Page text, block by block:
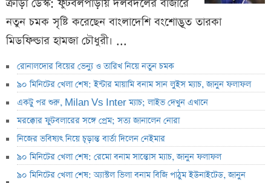
ক্রীড়া ডেস্ক: ফুটবলপাড়ায় দলবদলের বাজারে
নতুন চমক সৃষ্টি করেছেন বাংলাদেশি বংশোদ্ভূত তারকা
মিডফিল্ডার হামজা চৌধুরী। ...
রোনালদোর বিয়ের ভেন্যু ও তারিখ নিয়ে নতুন চমক
৯০ মিনিটের খেলা শেষ: ইন্টার মায়ামি বনাম সান লুইস ম্যাচ, জানুন ফলাফল
একটু পর শুরু, Milan Vs Inter ম্যাচ; লাইভ দেখুন এখানে
মরক্কোর ফুটবলারের সঙ্গে প্রেম; সত্য জানালেন নোরা
নিজের ভবিষ্যৎ নিয়ে চূড়ান্ত বার্তা দিলেন নেইমার
৯০ মিনিটের খেলা শেষ: রেমো বনাম সান্তোস ম্যাচ, জানুন ফলাফল
৯০ মিনিটের খেলা শেষ: অ্যাস্টল ভিলা বনাম বিজি পাঠুম ইউনাইটেড, জানুন